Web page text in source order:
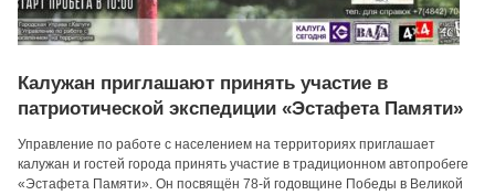
Калужан приглашают принять участие в
патриотической экспедиции «Эстафета Памяти»
Управление по работе с населением на территориях приглашает
калужан и гостей города принять участие в традиционном автопробеге
«Эстафета Памяти». Он посвящён 78-й годовщине Победы в Великой